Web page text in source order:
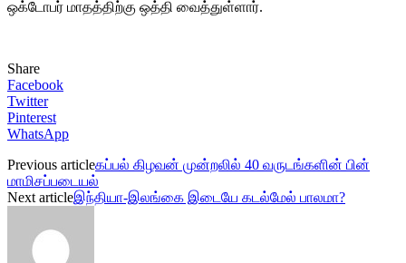
ஒக்டோபர் மாதத்திற்கு ஒத்தி வைத்துள்ளார்.
Share
Facebook
Twitter
Pinterest
WhatsApp
Previous articleகப்பல் கிழவன் முன்றலில் 40 வருடங்களின் பின்
மாமிசப்படையல்
Next articleஇந்தியா-இலங்கை இடையே கடல்மேல் பாலமா?